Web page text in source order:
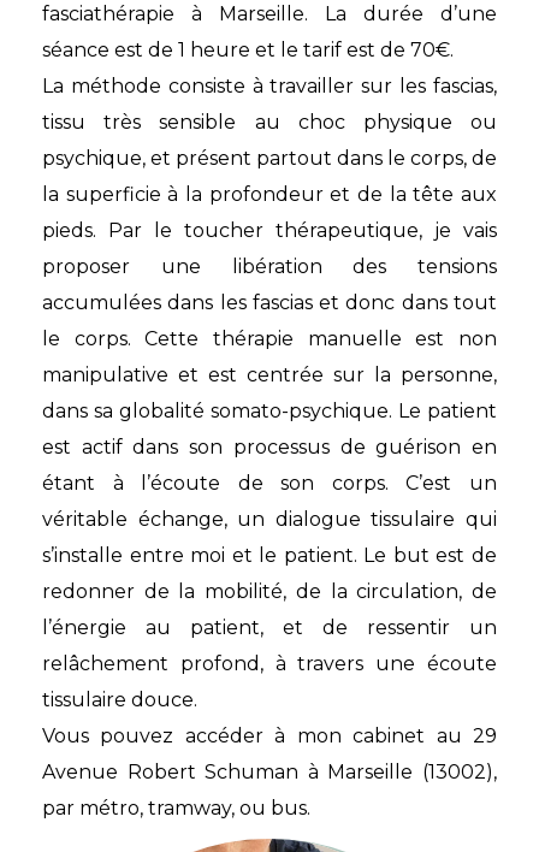
fasciathérapie à Marseille. La durée d’une
séance est de 1 heure et le tarif est de 70€.
La méthode consiste à travailler sur les fascias,
tissu très sensible au choc physique ou
psychique, et présent partout dans le corps, de
la superficie à la profondeur et de la tête aux
pieds. Par le toucher thérapeutique, je vais
proposer une libération des tensions
accumulées dans les fascias et donc dans tout
le corps. Cette thérapie manuelle est non
manipulative et est centrée sur la personne,
dans sa globalité somato-psychique. Le patient
est actif dans son processus de guérison en
étant à l’écoute de son corps. C’est un
véritable échange, un dialogue tissulaire qui
s’installe entre moi et le patient. Le but est de
redonner de la mobilité, de la circulation, de
l’énergie au patient, et de ressentir un
relâchement profond, à travers une écoute
tissulaire douce.
Vous pouvez accéder à mon cabinet au 29
Avenue Robert Schuman à Marseille (13002),
par métro, tramway, ou bus.